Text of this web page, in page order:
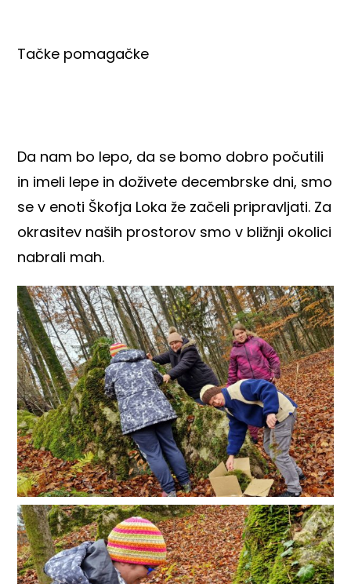
Tačke pomagačke
Da nam bo lepo, da se bomo dobro počutili
in imeli lepe in doživete decembrske dni, smo
se v enoti Škofja Loka že začeli pripravljati. Za
okrasitev naših prostorov smo v bližnji okolici
nabrali mah.